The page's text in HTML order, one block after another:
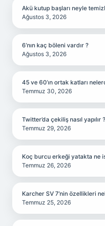
Akü kutup başları neyle
Ağustos 3, 2026
6’nın kaç böleni vardır ?
Ağustos 3, 2026
45 ve 60’ın ortak katları
Temmuz 30, 2026
Twitter’da çekiliş nasıl yapılır ?
Temmuz 29, 2026
Koç burcu erkeği yatakta ne
Temmuz 26, 2026
Karcher SV 7’nin özellikleri
Temmuz 25, 2026